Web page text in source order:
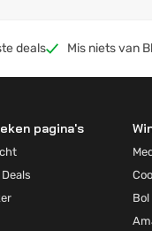
deals Mis niets van
pagina's
Bol